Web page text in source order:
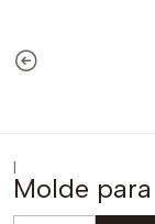
|
Molde